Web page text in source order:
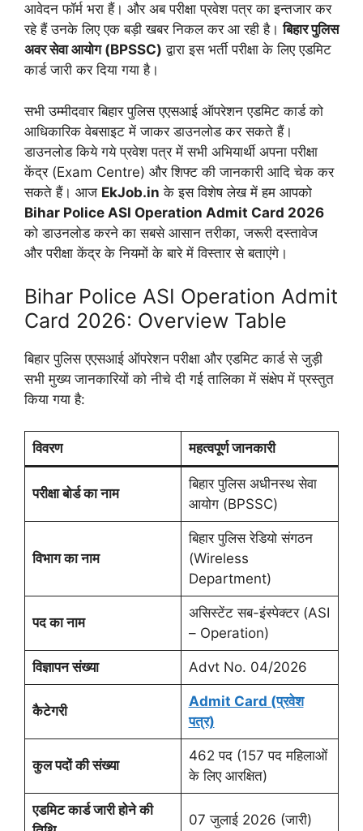
आवेदन फॉर्म भरा हैं। और अब परीक्षा प्रवेश पत्र का इन्तजार कर
रहे हैं उनके लिए एक बड़ी खबर निकल कर आ रही है।बिहार पुलिस
अवर सेवा आयोग (BPSSC) द्वारा इस भर्ती परीक्षा के लिए एडमिट
कार्ड जारी कर दिया गया है।
सभी उम्मीदवार बिहार पुलिस एएसआई ऑपरेशन एडमिट कार्ड को
आधिकारिक वेबसाइट में जाकर डाउनलोड कर सकते हैं।
डाउनलोड किये गये प्रवेश पत्र में सभी अभियार्थी अपना परीक्षा
केंद्र (Exam Centre) और शिफ्ट की जानकारी आदि चेक कर
सकते हैं। आज EkJob.in के इस विशेष लेख में हम आपको
Bihar Police ASI Operation Admit Card 2026
को डाउनलोड करने का सबसे आसान तरीका, जरूरी दस्तावेज
और परीक्षा केंद्र के नियमों के बारे में विस्तार से बताएंगे।
Bihar Police ASI Operation Admit
Card 2026: Overview Table
बिहार पुलिस एएसआई ऑपरेशन परीक्षा और एडमिट कार्ड से जुड़ी
सभी मुख्य जानकारियों को नीचे दी गई तालिका में संक्षेप में प्रस्तुत
किया गया है:
विवरण महत्वपूर्ण जानकारी
परीक्षा बोर्ड का नाम
बिहार पुलिस अधीनस्थ सेवा
आयोग (BPSSC)
विभाग का नाम
बिहार पुलिस रेडियो संगठन
(Wireless
Department)
पद का नाम
असिस्टेंट सब-इंस्पेक्टर (ASI
– Operation)
विज्ञापन संख्या Advt No. 04/2026
कैटेगरी
Admit Card (प्रवेश
पत्र)
कुल पदों की संख्या
462 पद (157 पद महिलाओं
के लिए आरक्षित)
एडमिट कार्ड जारी होने की
07 जुलाई 2026 (जारी)